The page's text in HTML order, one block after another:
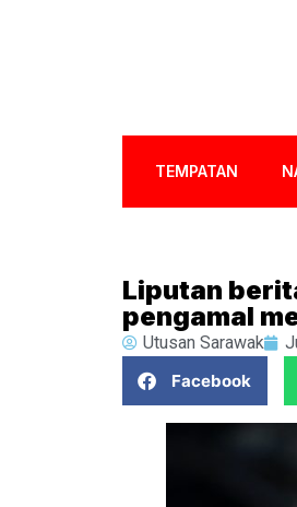
TEMPATAN
Liputan
pengamal
Utusan Sarawak
Facebook